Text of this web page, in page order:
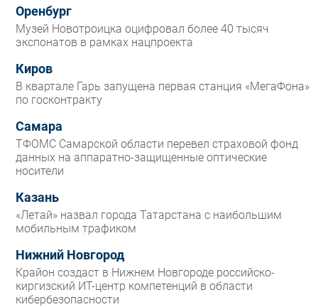
Оренбург
Музей Новотроицка оцифровал более 40 тысяч
экспонатов в рамках нацпроекта
Киров
В квартале Гарь запущена первая станция «МегаФона»
по госконтракту
Самара
ТФОМС Самарской области перевел страховой фонд
данных на аппаратно-защищенные оптические
носители
Казань
«Летай» назвал города Татарстана с наибольшим
мобильным трафиком
Нижний Новгород
Крайон создаст в Нижнем Новгороде российско-
киргизский ИТ-центр компетенций в области
кибербезопасности